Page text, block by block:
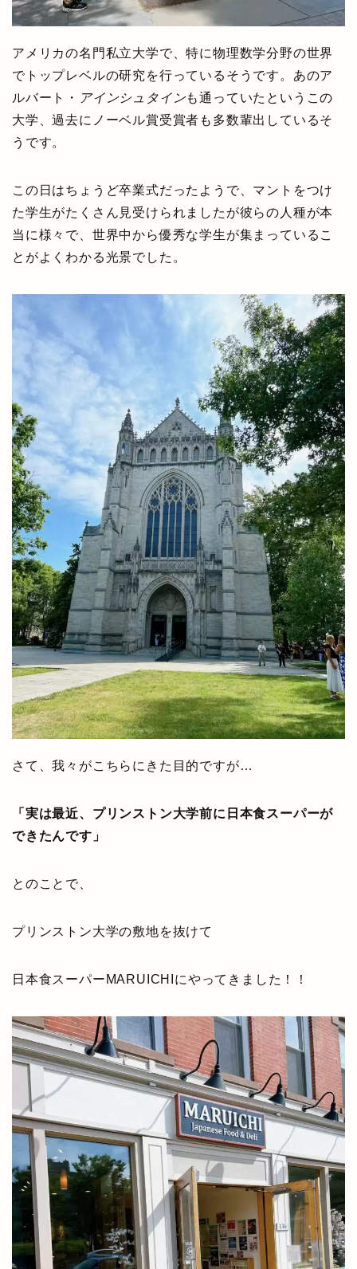
アメリカの名門私立大学で、特に物理数学分野の世界
でトップレベルの研究を行っているそうです。あのア
ルバート・
アインシュタインも通っていたというこの
大学、過去にノーベル賞受賞者も多数輩出しているそ
うです。
この日はちょうど卒業式だったようで、マントをつけ
た学生がたくさん見受けられましたが彼らの人種が本
当に様々で、世界中から優秀な学生が集まっているこ
とがよくわかる光景でした。
さて、我々がこちらにきた目的ですが…
「実は最近、プリンストン大学前に日本食スーパーが
できたんです」
とのことで、
プリンストン大学の敷地を抜けて
日本食スーパーMARUICHIにやってきました！！